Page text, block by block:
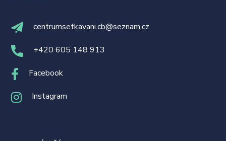
centrumsetkavani.cb@seznam.cz
+420 605 148 913
Facebook
Instagram